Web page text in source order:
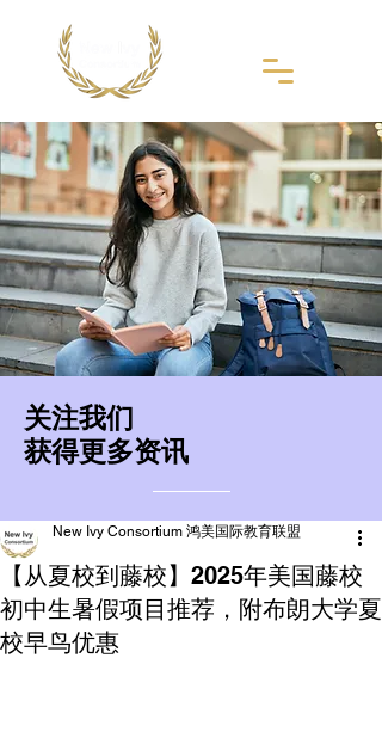
​关注我们
获得更多资讯
【从夏校到藤校】2025年美国藤校
初中生暑假项目推荐，附布朗大学夏
校早鸟优惠
New Ivy Consortium 鸿美国际教育联盟